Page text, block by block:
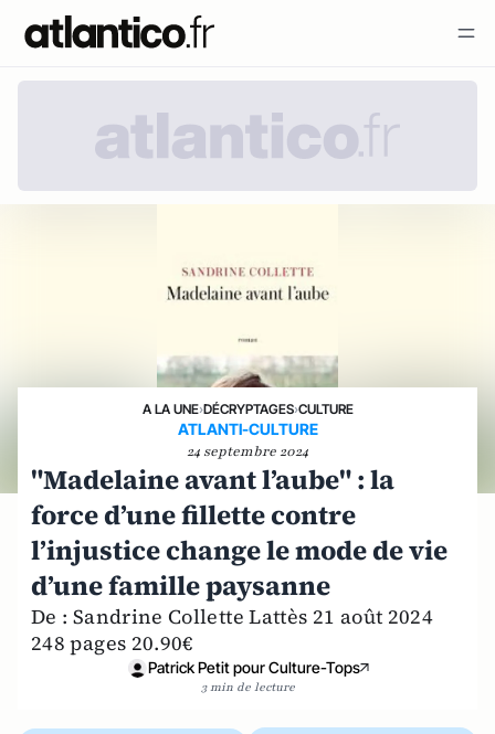
A LA UNE›DÉCRYPTAGES›CULTURE
ATLANTI-CULTURE
24 septembre 2024
"Madelaine avant l’aube" : la
force d’une fillette contre
l’injustice change le mode de vie
d’une famille paysanne
De : Sandrine Collette Lattès 21 août 2024
248 pages 20.90€
Patrick Petit pour Culture-Tops
3 min de lecture